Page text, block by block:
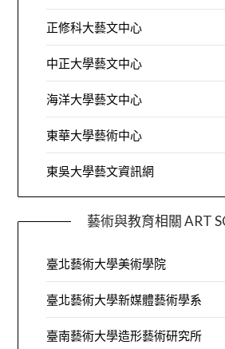
正修科大藝文中心
中正大學藝文中心
海洋大學藝文中心
東華大學藝術中心
東吳大學藝文資訊網
藝術與教育相關 ART
臺北藝術大學美術學院
臺北藝術大學新媒體藝術學系
臺南藝術大學造形藝術研究所